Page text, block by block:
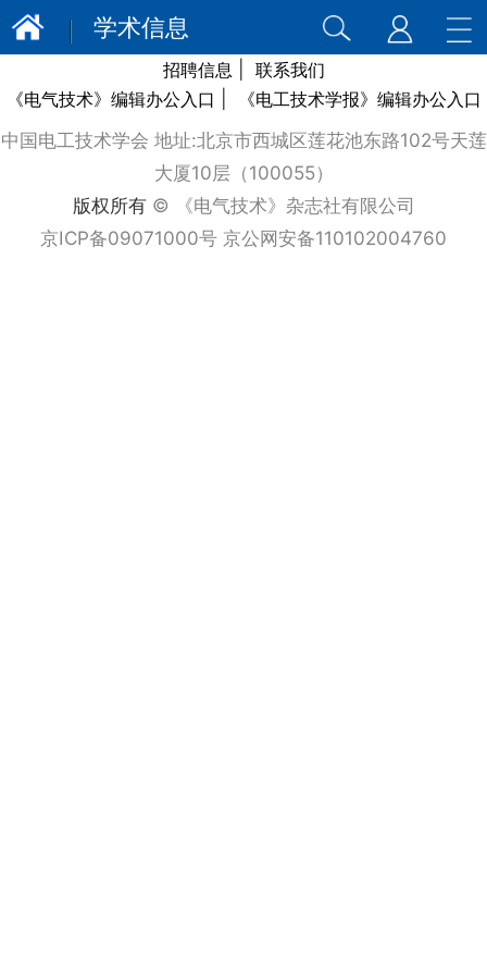
学术信息
招聘信息
联系我们
《电气技术》编辑办公入口
《电工技术学报》编辑办公入口
中国电工技术学会 地址:北京市西城区莲花池东路102号天莲
大厦10层（100055）
版权所有© 《电气技术》杂志社有限公司
京ICP备09071000号 京公网安备110102004760